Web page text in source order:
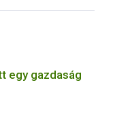
egy gazdaság